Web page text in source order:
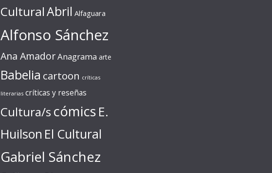
CulturalAbril Alfaguara
Alfonso Sánchez
Ana AmadorAnagrama arte
Babelia cartoon críticas
literarias críticas y reseñas
Cultura/s cómics E.
Huilson El Cultural
Gabriel Sánchez